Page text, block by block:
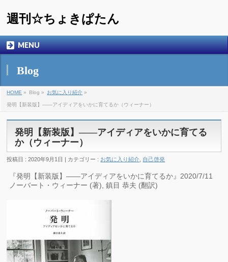
週刊☆ちょきぱたん
MENU
Blog
HOME » Blog » お気に入り紹介 »
発明【新装版】――アイディアをいかに育てるか（ウィーナー）
発明【新装版】――アイディアをいかに育てる
か（ウィーナー）
投稿日 : 2020年9月1日 | カテゴリー : お気に入り紹介 自己啓発
『発明【新装版】――アイディアをいかに育てるか』2020/7/11
ノーバート・ウィーナー (著), 鎮目 恭夫 (翻訳)